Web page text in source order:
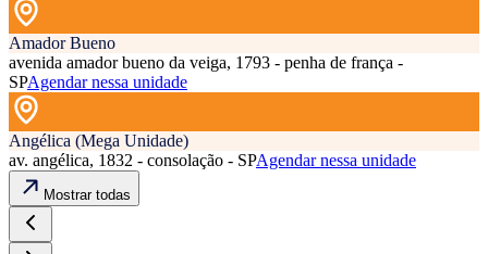
Amador Bueno
avenida amador bueno da veiga, 1793 - penha de frança -
SPAgendar nessa unidade
Angélica (Mega Unidade)
av. angélica, 1832 - consolação - SPAgendar nessa unidade
Mostrar todas